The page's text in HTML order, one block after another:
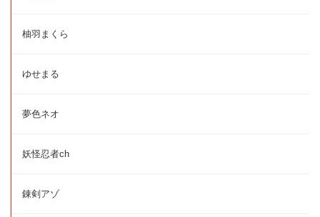
柚羽まくら
ゆせまる
夢色ネオ
妖怪忍者ch
錬剣アゾ